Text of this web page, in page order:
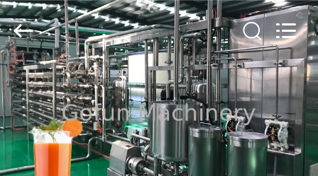
DOM
PRODUKTY
FILMY
Shanghai
Gofun
Machinery
Co.,
Ltd..
All
Rights
Reserved.